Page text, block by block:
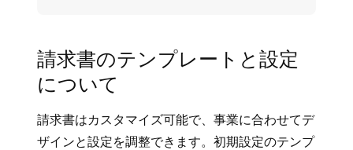
請求書のテンプレートと設定
について
請求書はカスタマイズ可能で、事業に合わせてデ
ザインと設定を調整できます。初期設定のテンプ